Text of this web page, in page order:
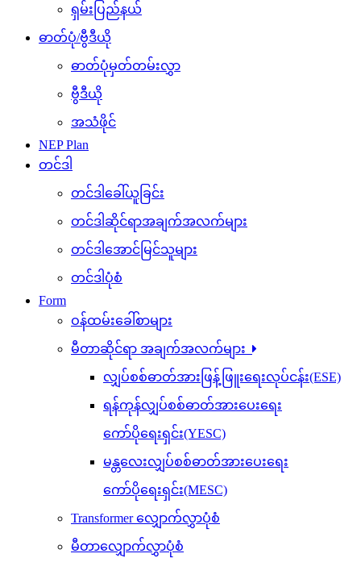
ရှမ်းပြည်နယ်
ဓာတ်ပုံ/ဗွီဒီယို
ဓာတ်ပုံမှတ်တမ်းလွှာ
ဗွီဒီယို
အသံဖိုင်
NEP Plan
တင်ဒါ
တင်ဒါခေါ်ယူခြင်း
တင်ဒါဆိုင်ရာအချက်အလက်များ
တင်ဒါအောင်မြင်သူများ
တင်ဒါပုံစံ
Form
ဝန်ထမ်းခေါ်စာများ
မီတာဆိုင်ရာ အချက်အလက်များ
လျှပ်စစ်ဓာတ်အားဖြန့်ဖြူးရေးလုပ်ငန်း(ESE)
ရန်ကုန်လျှပ်စစ်ဓာတ်အားပေးရေး
ကော်ပိုရေးရှင်း(YESC)
မန္တလေးလျှပ်စစ်ဓာတ်အားပေးရေး
ကော်ပိုရေးရှင်း(MESC)
Transformer လျှောက်လွှာပုံစံ
မီတာလျှောက်လွှာပုံစံ